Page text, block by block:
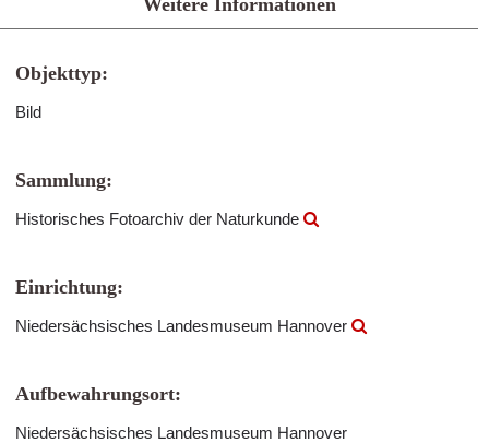
Weitere Informationen
Objekttyp:
Bild
Sammlung:
Historisches Fotoarchiv der Naturkunde
Einrichtung:
Niedersächsisches Landesmuseum Hannover
Aufbewahrungsort:
Niedersächsisches Landesmuseum Hannover